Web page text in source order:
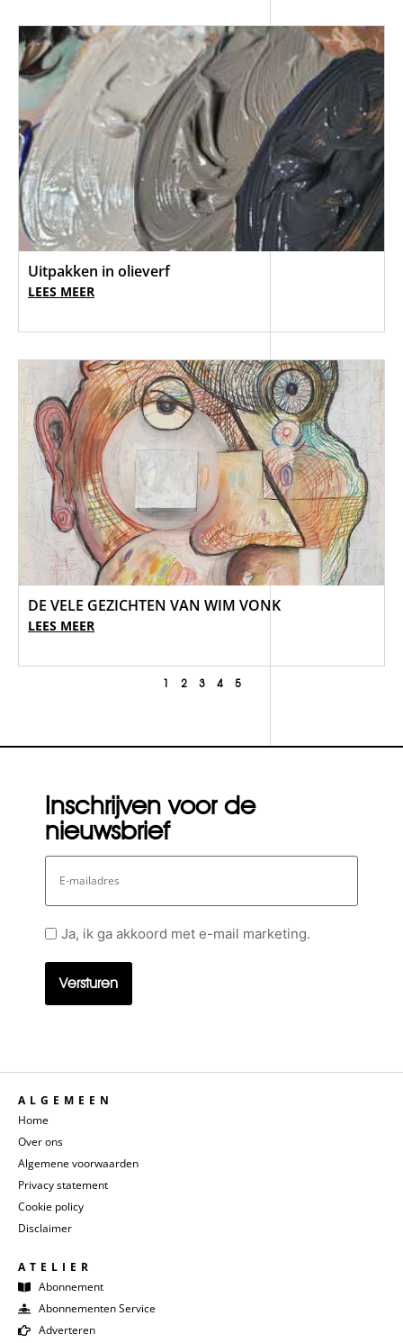
Uitpakken in olieverf
LEES MEER
DE VELE GEZICHTEN VAN WIM VONK
LEES MEER
1 2 3 4 5
Inschrijven voor de
nieuwsbrief
E-
mailadres
GeenJa, ik ga akkoord met e-mail marketing.
ALGEMEEN
Home
Over ons
Algemene voorwaarden
Privacy statement
Cookie policy
Disclaimer
ATELIER
Abonnement
Abonnementen Service
Adverteren